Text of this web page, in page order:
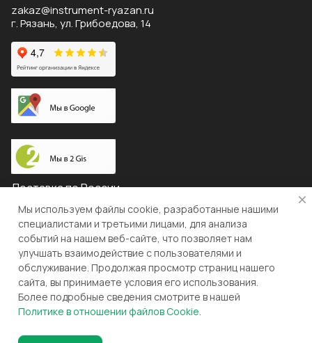
zakaz@instrument-ryazan.ru
г. Рязань, ул. Грибоедова, 14
Доставка по России
© 2026 "ЛЕВША"
Конфиденциальность
Оферта
Разработка и поддержка gianit.ru
Мы используем файлы cookie, разработанные нашими
специалистами и третьими лицами, для анализа
событий на нашем веб-сайте, что позволяет нам
улучшать взаимодействие с пользователями и
обслуживание. Продолжая просмотр страниц нашего
сайта, вы принимаете условия его использования.
Более подробные сведения смотрите в нашей
Политике в отношении файлов Cookie.